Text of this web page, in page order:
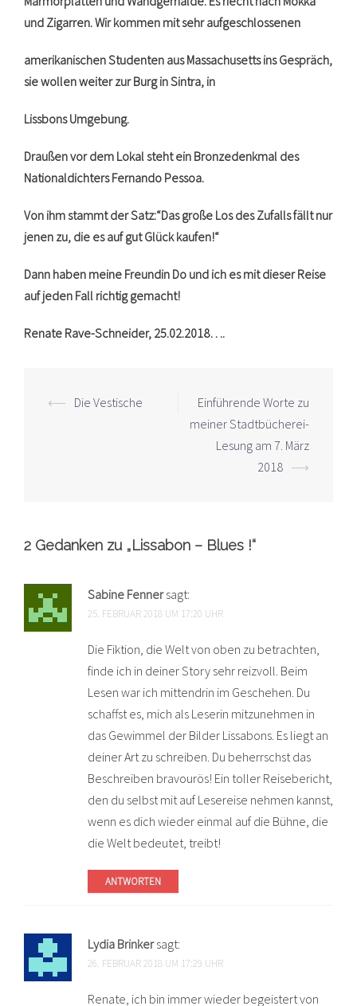
und Zigarren. Wir kommen mit sehr aufgeschlossenen
amerikanischen Studenten aus Massachusetts ins Gespräch,
sie wollen weiter zur Burg in Sintra, in
Lissbons Umgebung.
Draußen vor dem Lokal steht ein Bronzedenkmal des
Nationaldichters Fernando Pessoa.
Von ihm stammt der Satz:“Das große Los des Zufalls fällt nur
jenen zu, die es auf gut Glück kaufen!“
Dann haben meine Freundin Do und ich es mit dieser Reise
auf jeden Fall richtig gemacht!
Renate Rave-Schneider, 25.02.2018….
Beitrags-
⟵ Die Vestische
Einführende Worte zu
meiner Stadtbücherei-
Lesung am 7. März
2018 ⟶
2 Gedanken zu „Lissabon – Blues !“
Sabine Fenner sagt:
25. FEBRUAR 2018 UM 17:20 UHR
Die Fiktion, die Welt von oben zu betrachten,
finde ich in deiner Story sehr reizvoll. Beim
Lesen war ich mittendrin im Geschehen. Du
schaffst es, mich als Leserin mitzunehmen in
das Gewimmel der Bilder Lissabons. Es liegt an
deiner Art zu schreiben. Du beherrschst das
Beschreiben bravourös! Ein toller Reisebericht,
den du selbst mit auf Lesereise nehmen kannst,
wenn es dich wieder einmal auf die Bühne, die
die Welt bedeutet, treibt!
ANTWORTEN
Lydia Brinker sagt:
26. FEBRUAR 2018 UM 17:29 UHR
Renate, ich bin immer wieder begeistert von